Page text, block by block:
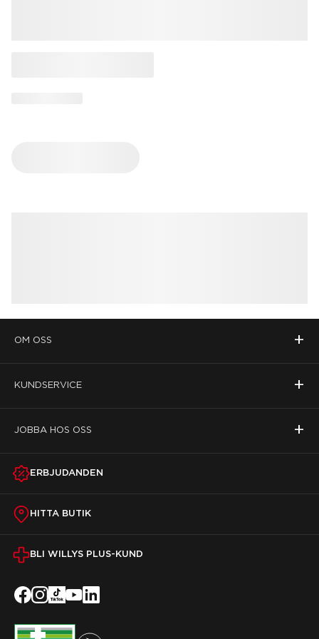
OM OSS +
KUNDSERVICE +
JOBBA HOS OSS +
ERBJUDANDEN
HITTA BUTIK
BLI WILLYS PLUS-KUND